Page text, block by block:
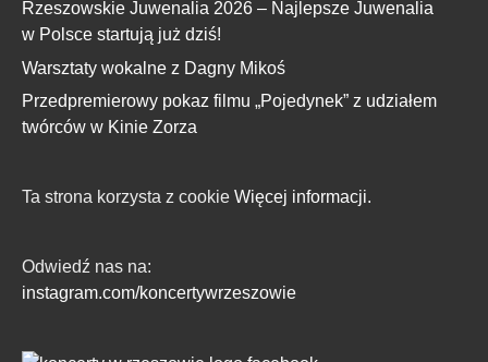
Rzeszowskie Juwenalia 2026 – Najlepsze Juwenalia
w Polsce startują już dziś!
Warsztaty wokalne z Dagny Mikoś
Przedpremierowy pokaz filmu „Pojedynek” z udziałem
twórców w Kinie Zorza
Ta strona korzysta z cookie Więcej informacji.
Odwiedź nas na:
instagram.com/koncertywrzeszowie